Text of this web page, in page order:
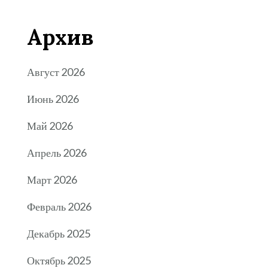
Архив
Август 2026
Июнь 2026
Май 2026
Апрель 2026
Март 2026
Февраль 2026
Декабрь 2025
Октябрь 2025